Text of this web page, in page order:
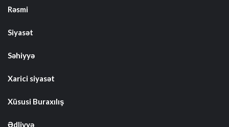
Rəsmi
Siyasət
Səhiyyə
Xarici siyasət
Xüsusi Buraxılış
Ədliyyə